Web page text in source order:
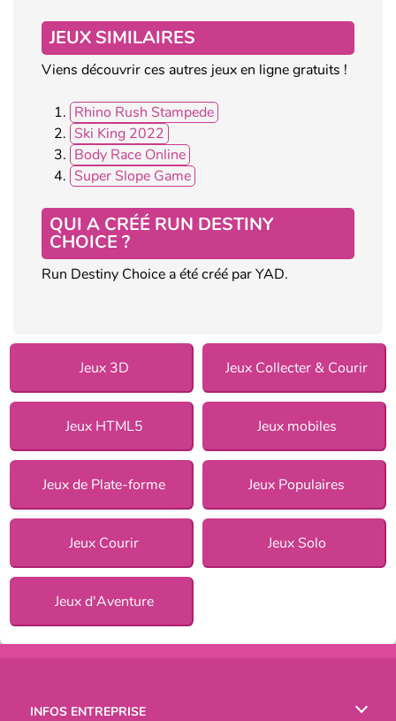
JEUX SIMILAIRES
Viens découvrir ces autres jeux en ligne gratuits !
Rhino Rush Stampede
Ski King 2022
Body Race Online
Super Slope Game
QUI A CRÉÉ RUN DESTINY
CHOICE ?
Run Destiny Choice a été créé par YAD.
Jeux 3D Jeux Collecter & Courir
Jeux HTML5 Jeux mobiles
Jeux de Plate-forme Jeux Populaires
Jeux Courir Jeux Solo
Jeux d'Aventure
INFOS ENTREPRISE